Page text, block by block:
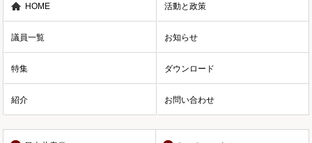
HOME 活動と政策
議員一覧 お知らせ
特集 ダウンロード
紹介 お問い合わせ